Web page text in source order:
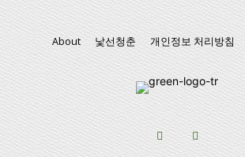
About 낯선청춘 개인정보 처리방침